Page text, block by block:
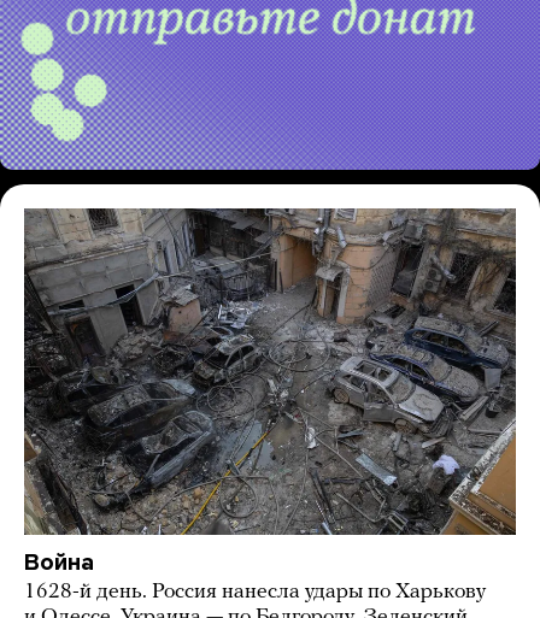
Война
1628-й день. Россия нанесла удары по Харькову